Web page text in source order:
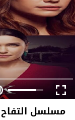
مسلسل التفاح